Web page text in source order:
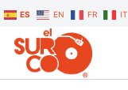
ES EN FR IT